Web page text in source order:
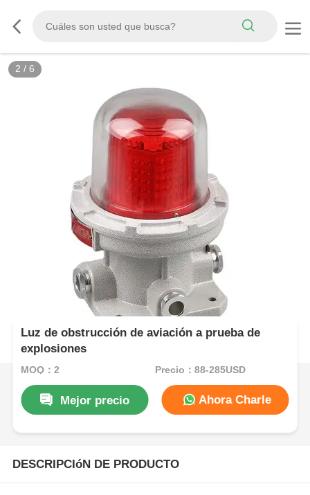
2 / 6
Luz de obstrucción de aviación a prueba de
explosiones
MOQ：2 Precio：88-285USD
Mejor precio Ahora Charle
DESCRIPCIóN DE PRODUCTO